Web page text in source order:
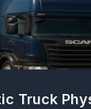
Truck